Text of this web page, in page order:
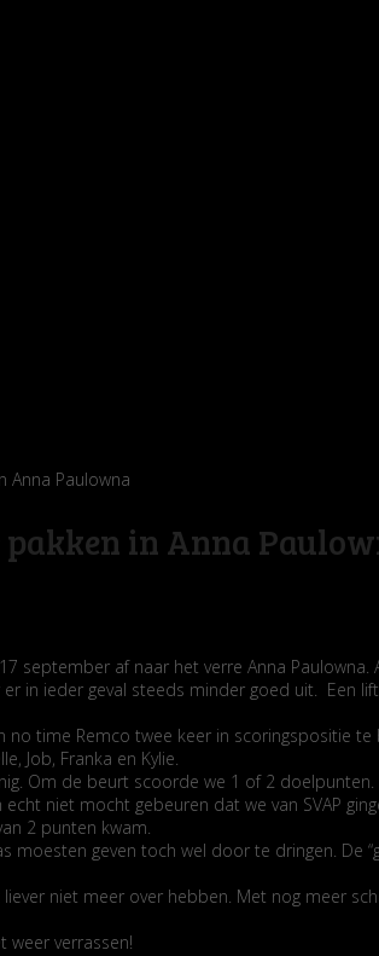
Paulowna
in Anna
september af naar het verre Anna
in ieder geval steeds minder goed uit.
no time Remco twee keer in
Job, Franka en Kylie.
Om de beurt scoorde we 1 of 2
niet mocht gebeuren dat we van SVAP
2 punten kwam.
geven toch wel door te dringen. De
niet meer over hebben. Met nog meer
weer verrassen!